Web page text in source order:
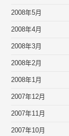
2008年5月
2008年4月
2008年3月
2008年2月
2008年1月
2007年12月
2007年11月
2007年10月